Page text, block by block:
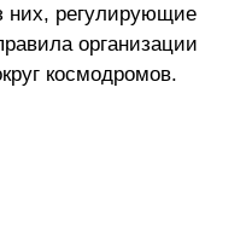
них, регулирующие
организации
космодромов.